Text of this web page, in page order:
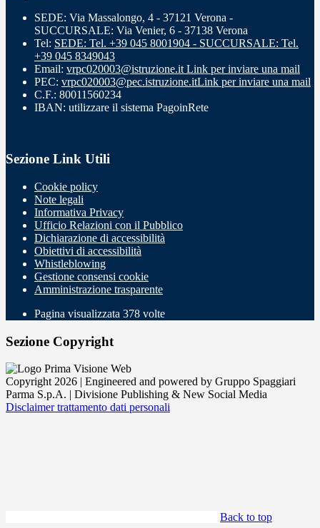
SEDE: Via Massalongo, 4 - 37121 Verona -
SUCCURSALE: Via Venier, 6 - 37138 Verona
Tel: SEDE: Tel. +39 045 8001904 - SUCCURSALE: Tel.
+39 045 8349043
Email: vrpc020003@istruzione.it Link per inviare una mail
PEC: vrpc020003@pec.istruzione.itLink per inviare una mail
C.F.: 80011560234
IBAN: utilizzare il sistema PagoinRete
Sezione Link Utili
Cookie policy
Note legali
Informativa Privacy
Ufficio Relazioni con il Pubblico
Dichiarazione di accessibilità
Obiettivi di accessibilità
Whistleblowing
Gestione consensi cookie
Amministrazione trasparente
Pagina visualizzata 378 volte
Sezione Copyright
Copyright 2026 | Engineered and powered by Gruppo Spaggiari
Parma S.p.A. | Divisione Publishing & New Social Media
Disclaimer trattamento dati personali
Back to top